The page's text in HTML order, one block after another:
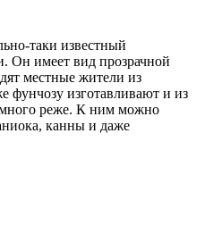
таки известный
Он имеет вид прозрачной
местные жители из
фунчозу изготавливают и из
реже. К ним можно
канны и даже